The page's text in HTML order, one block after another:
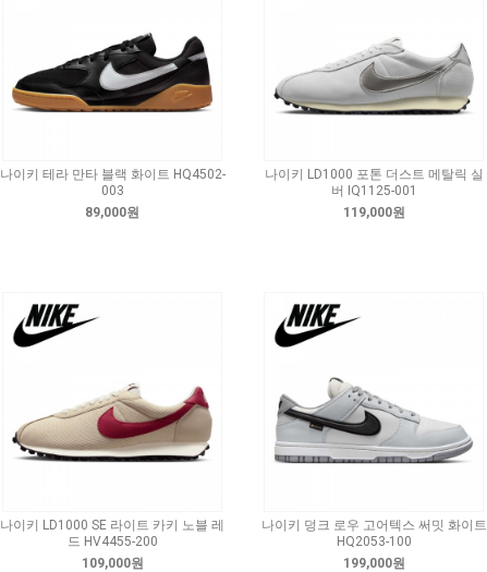
나이키 테라 만타 블랙 화이트 HQ4502-
003
89,000원
나이키 LD1000 포톤 더스트 메탈릭 실
버 IQ1125-001
119,000원
나이키 LD1000 SE 라이트 카키 노블 레
드 HV4455-200
109,000원
나이키 덩크 로우 고어텍스 써밋 화이트
HQ2053-100
199,000원